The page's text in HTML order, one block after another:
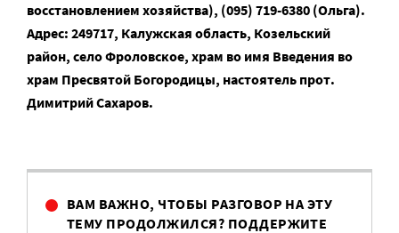
восстановлением хозяйства), (095) 719-6380 (Ольга).
Адрес: 249717, Калужская область, Козельский
район, село Фроловское, храм во имя Введения во
храм Пресвятой Богородицы, настоятель прот.
Димитрий Сахаров.
ВАМ ВАЖНО, ЧТОБЫ РАЗГОВОР НА ЭТУ
ТЕМУ ПРОДОЛЖИЛСЯ? ПОДДЕРЖИТЕ